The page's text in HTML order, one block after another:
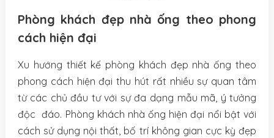
Phòng khách đẹp nhà ống theo phong
cách hiện đại
Xu hướng thiết kế phòng khách đẹp nhà ống theo
phong cách hiện đại thu hút rất nhiều sự quan tâm
từ các chủ đầu tư với sự đa dạng mẫu mã, ý tưởng
độc đáo. Phòng khách nhà ống hiện đại nổi bật với
cách sử dụng nội thất, bố trí không gian cực kỳ đẹp